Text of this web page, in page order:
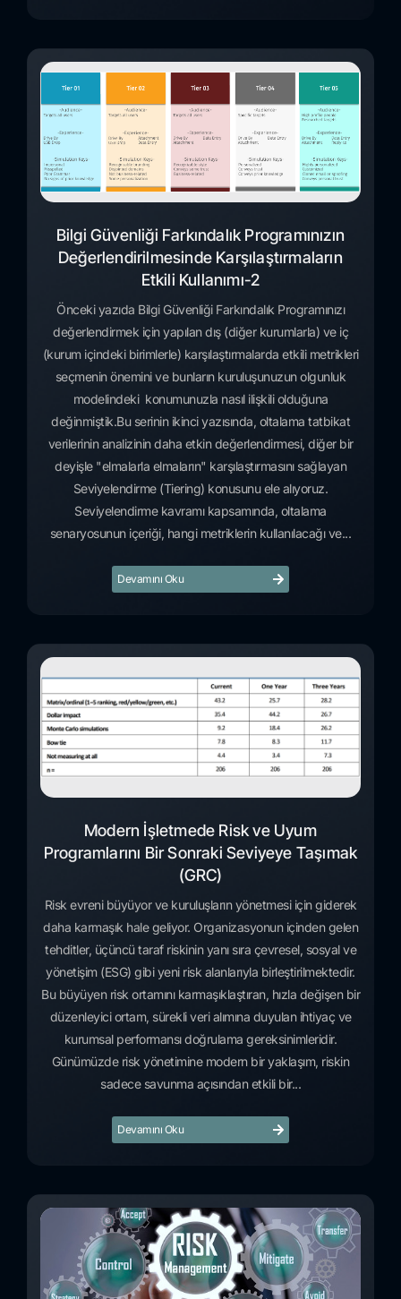
Bilgi Güvenliği Farkındalık Programınızın
Değerlendirilmesinde Karşılaştırmaların
Etkili Kullanımı-2
Önceki yazıda Bilgi Güvenliği Farkındalık Programınızı
değerlendirmek için yapılan dış (diğer kurumlarla) ve iç
(kurum içindeki birimlerle) karşılaştırmalarda etkili metrikleri
seçmenin önemini ve bunların kuruluşunuzun olgunluk
modelindeki konumunuzla nasıl ilişkili olduğuna
değinmiştik.Bu serinin ikinci yazısında, oltalama tatbikat
verilerinin analizinin daha etkin değerlendirmesi, diğer bir
deyişle "elmalarla elmaların" karşılaştırmasını sağlayan
Seviyelendirme (Tiering) konusunu ele alıyoruz.
Seviyelendirme kavramı kapsamında, oltalama
senaryosunun içeriği, hangi metriklerin kullanılacağı ve...
Devamını Oku
Modern İşletmede Risk ve Uyum
Programlarını Bir Sonraki Seviyeye Taşımak
(GRC)
Risk evreni büyüyor ve kuruluşların yönetmesi için giderek
daha karmaşık hale geliyor. Organizasyonun içinden gelen
tehditler, üçüncü taraf riskinin yanı sıra çevresel, sosyal ve
yönetişim (ESG) gibi yeni risk alanlarıyla birleştirilmektedir.
Bu büyüyen risk ortamını karmaşıklaştıran, hızla değişen bir
düzenleyici ortam, sürekli veri alımına duyulan ihtiyaç ve
kurumsal performansı doğrulama gereksinimleridir.
Günümüzde risk yönetimine modern bir yaklaşım, riskin
sadece savunma açısından etkili bir...
Devamını Oku